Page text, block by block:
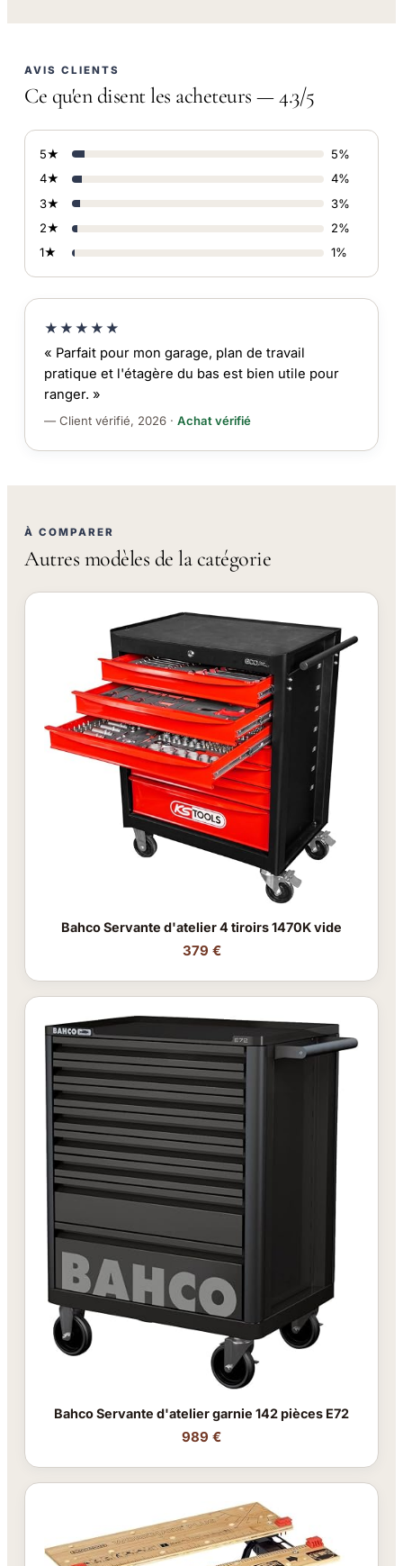
AVIS CLIENTS
Ce qu'en disent les acheteurs — 4.3/5
5★
5%
4★
4%
3★
3%
2★
2%
1★
1%
★★★★★
« Parfait pour mon garage, plan de travail
pratique et l'étagère du bas est bien utile pour
ranger. »
— Client vérifié, 2026 · Achat vérifié
À COMPARER
Autres modèles de la catégorie
Bahco Servante d'atelier 4 tiroirs 1470K vide
379 €
Bahco Servante d'atelier garnie 142 pièces E72
989 €